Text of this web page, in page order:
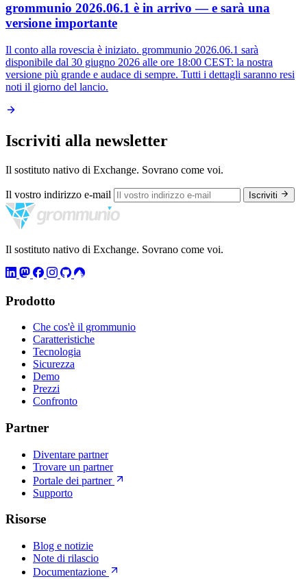
grommunio 2026.06.1 è in arrivo — e sarà una
versione importante
Il conto alla rovescia è iniziato. grommunio 2026.06.1 sarà
disponibile dal 30 giugno 2026 alle ore 18:00 CEST: la nostra
versione più grande e audace di sempre. Tutti i dettagli saranno resi
noti il giorno del lancio.
Iscriviti alla newsletter
Il sostituto nativo di Exchange. Sovrano come voi.
Il vostro indirizzo e-mail Iscriviti
Il sostituto nativo di Exchange. Sovrano come voi.
Prodotto
Che cos'è il grommunio
Caratteristiche
Tecnologia
Sicurezza
Demo
Prezzi
Confronto
Partner
Diventare partner
Trovare un partner
Portale dei partner
Supporto
Risorse
Blog e notizie
Note di rilascio
Documentazione